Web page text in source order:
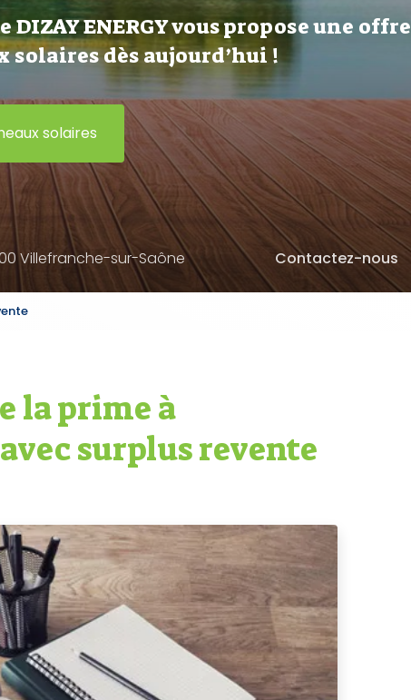
ENERGY vous propose une offre
dès aujourd’hui !
solaires
Villefranche-sur-Saône Contactez-nous
la prime à
surplus revente